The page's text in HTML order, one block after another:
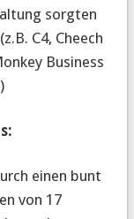
sorgten
C4, Cheech
Business
einen bunt
von 17